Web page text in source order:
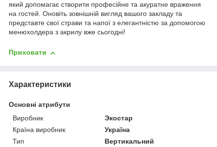
який допомагає створити професійне та акуратне враження
на гостей. Оновіть зовнішній вигляд вашого закладу та
представте свої страви та напої з елегантністю за допомогою
менюхолдера з акрилу вже сьогодні!
Приховати
Характеристики
Основні атрибути
Виробник
Экостар
Країна виробник
Україна
Тип
Вертикальний